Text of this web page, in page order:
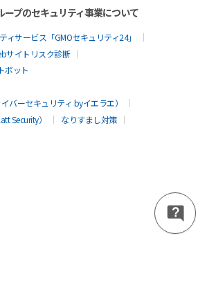
ープのセキュリティ事業について
サービス「GMOセキュリティ24」
サイトリスク診断
ボット
バーセキュリティ byイエラエ）
Security）
なりすまし対策